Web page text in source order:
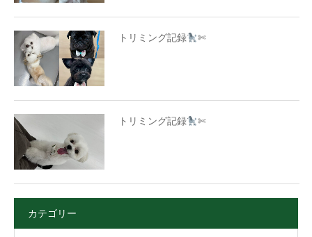
トリミング記録 ✄
トリミング記録 ✄
カテゴリー